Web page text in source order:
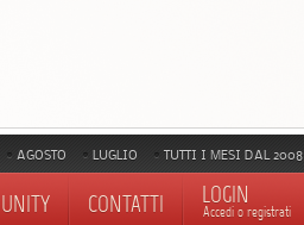
AGOSTO LUGLIO TUTTI I MESI DAL 2008
CONTATTI LOGIN
Accedi o registrati